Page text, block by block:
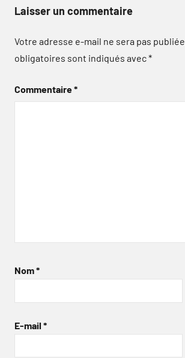
Laisser un commentaire
Votre adresse e-mail ne sera pas publiée.
obligatoires sont indiqués avec*
Commentaire*
Nom*
E-mail *